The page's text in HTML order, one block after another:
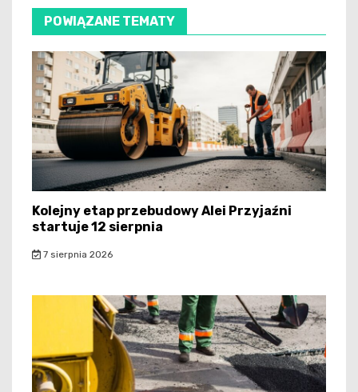
POWIĄZANE TEMATY
Kolejny etap przebudowy Alei Przyjaźni
startuje 12 sierpnia
7 sierpnia 2026